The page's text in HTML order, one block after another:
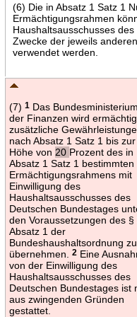
(6) Die in Absatz 1 Satz 1
Ermächtigungsrahmen
Haushaltsausschusses
Zwecke der jeweils
verwendet werden.
(7) 1Das Bundesministerium
der Finanzen wird
zusätzliche
nach Absatz 1 Satz 1 bis zur
Höhe von 20 Prozent des in
Absatz 1 Satz 1 bestimmten
Ermächtigungsrahmens mit
Einwilligung des
Haushaltsausschusses des
Deutschen Bundestages
den Voraussetzungen des §
Absatz 1 der
Bundeshaushaltsordnung zu
übernehmen.
2Eine
von der Einwilligung des
Haushaltsausschusses des
Deutschen Bundestages ist
aus zwingenden Gründen
gestattet.